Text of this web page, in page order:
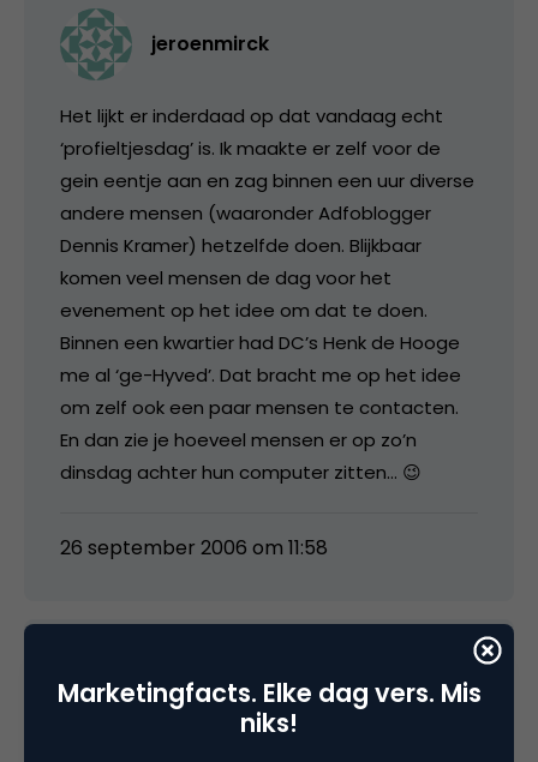
jeroenmirck
Het lijkt er inderdaad op dat vandaag echt
‘profieltjesdag’ is. Ik maakte er zelf voor de
gein eentje aan en zag binnen een uur diverse
andere mensen (waaronder Adfoblogger
Dennis Kramer) hetzelfde doen. Blijkbaar
komen veel mensen de dag voor het
evenement op het idee om dat te doen.
Binnen een kwartier had DC’s Henk de Hooge
me al ‘ge-Hyved’. Dat bracht me op het idee
om zelf ook een paar mensen te contacten.
En dan zie je hoeveel mensen er op zo’n
dinsdag achter hun computer zitten… 😉
26 september 2006 om 11:58
Peter Luit
Marketingfacts. Elke dag vers. Mis
niks!